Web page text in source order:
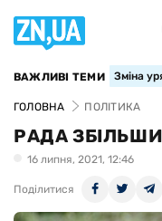
ВАЖЛИВІ ТЕМИ Зміна
ГОЛОВНА ПОЛІТИКА
РАДА
16 липня, 2021, 12:46
Поділитися